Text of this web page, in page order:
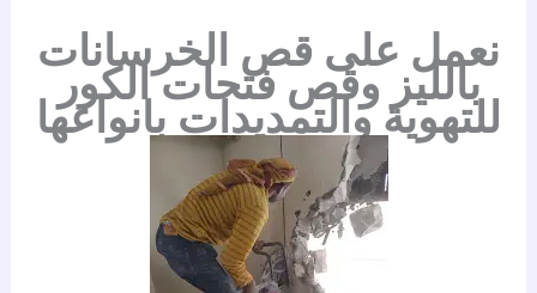
نعمل على قص الخرسانات
بالليز وقص فتحات الكور
للتهوية والتمديدات بانواعها